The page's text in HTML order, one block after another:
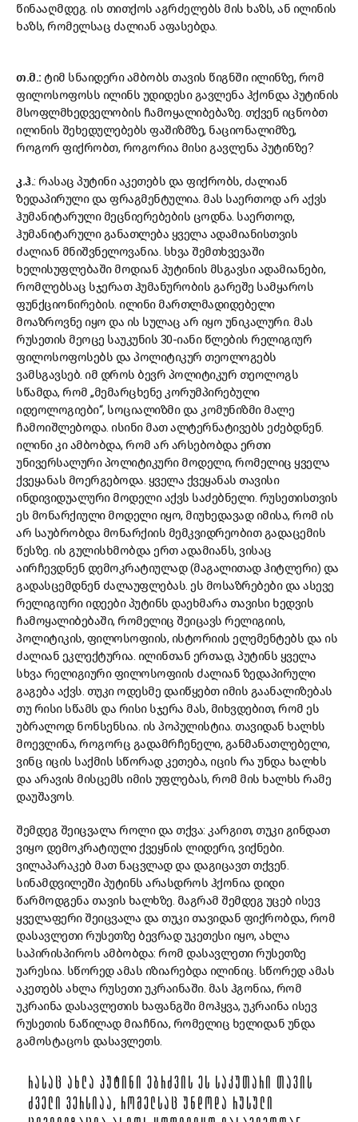
წინააღმდეგ. ის თითქოს აგრძელებს მის ხაზს, ან ილინის
ხაზს, რომელსაც ძალიან აფასებდა.
თ.მ.: ტიმ სნაიდერი ამბობს თავის წიგნში ილინზე, რომ
ფილოსოფოსს ილინს უდიდესი გავლენა ჰქონდა პუტინის
მსოფლმხედველობის ჩამოყალიბებაზე. თქვენ იცნობთ
ილინის შეხედულებებს ფაშიზმზე, ნაციონალიმზე,
როგორ ფიქრობთ, როგორია მისი გავლენა პუტინზე?
კ.ჰ.: რასაც პუტინი აკეთებს და ფიქრობს, ძალიან
ზედაპირული და ფრაგმენტულია. მას საერთოდ არ აქვს
ჰუმანიტარული მეცნიერებების ცოდნა. საერთოდ,
ჰუმანიტარული განათლება ყველა ადამიანისთვის
ძალიან მნიშვნელოვანია. სხვა შემთხვევაში
ხელისუფლებაში მოდიან პუტინის მსგავსი ადამიანები,
რომლებსაც სჯერათ ჰუმანურობის გარეშე სამყაროს
ფუნქციონირების. ილინი მართლმადიდებელი
მოაზროვნე იყო და ის სულაც არ იყო უნიკალური. მას
რუსეთის მეოცე საუკუნის 30-იანი წლების რელიგიურ
ფილოსოფოსებს და პოლიტიკურ თეოლოგებს
ვამსგავსებ. იმ დროს ბევრ პოლიტიკურ თეოლოგს
სწამდა, რომ „მემარცხენე კორუმპირებული
იდეოლოგიები“, სოციალიზმი და კომუნიზმი მალე
ჩამოიშლებოდა. ისინი მათ ალტერნატივებს ეძებდნენ.
ილინი კი ამბობდა, რომ არ არსებობდა ერთი
უნივერსალური პოლიტიკური მოდელი, რომელიც ყველა
ქვეყანას მოერგებოდა. ყველა ქვეყანას თავისი
ინდივიდუალური მოდელი აქვს საძებნელი. რუსეთისთვის
ეს მონარქიული მოდელი იყო, მიუხედავად იმისა, რომ ის
არ საუბრობდა მონარქიის მემკვიდრეობით გადაცემის
წესზე. ის გულისხმობდა ერთ ადამიანს, ვისაც
აირჩევდნენ დემოკრატიულად (მაგალითად ჰიტლერი) და
გადასცემდნენ ძალაუფლებას. ეს მოსაზრებები და ასევე
რელიგიური იდეები პუტინს დაეხმარა თავისი ხედვის
ჩამოყალიბებაში, რომელიც შეიცავს რელიგიის,
პოლიტიკის, ფილოსოფიის, ისტორიის ელემენტებს და ის
ძალიან ეკლექტურია. ილინთან ერთად, პუტინს ყველა
სხვა რელიგიური ფილოსოფიის ძალიან ზედაპირული
გაგება აქვს. თუკი ოდესმე დაიწყებთ იმის გაანალიზებას
თუ რისი სწამს და რისი სჯერა მას, მიხვდებით, რომ ეს
უბრალოდ ნონსენსია. ის პოპულისტია. თავიდან ხალხს
მოევლინა, როგორც გადამრჩენელი, განმანათლებელი,
ვინც იცის საქმის სწორად კეთება, იცის რა უნდა ხალხს
და არავის მისცემს იმის უფლებას, რომ მის ხალხს რამე
დაუშავოს.
შემდეგ შეიცვალა როლი და თქვა: კარგით, თუკი გინდათ
ვიყო დემოკრატიული ქვეყნის ლიდერი, ვიქნები.
ვილაპარაკებ მათ ნაცვლად და დაგიცავთ თქვენ.
სინამდვილეში პუტინს არასდროს ჰქონია დიდი
წარმოდგენა თავის ხალხზე. მაგრამ შემდეგ უცებ ისევ
ყველაფერი შეიცვალა და თუკი თავიდან ფიქრობდა, რომ
დასავლეთი რუსეთზე ბევრად უკეთესი იყო, ახლა
საპირისპიროს ამბობდა: რომ დასავლეთი რუსეთზე
უარესია. სწორედ ამას იზიარებდა ილინიც. სწორედ ამას
აკეთებს ახლა რუსეთი უკრაინაში. მას ჰგონია, რომ
უკრაინა დასავლეთის ხაფანგში მოჰყვა, უკრაინა ისევ
რუსეთის ნაწილად მიაჩნია, რომელიც ხელიდან უნდა
გამოსტაცოს დასავლეთს.
ᲠᲐᲡᲐᲪ ᲐᲮᲚᲐ ᲞᲣᲢᲘᲜᲘ ᲔᲑᲠᲫᲕᲘᲡ ᲔᲡ ᲡᲐᲙᲣᲗᲐᲠᲘ ᲗᲐᲕᲘᲡ
ᲫᲕᲔᲚᲘ ᲕᲔᲠᲡᲘᲐᲐ, ᲠᲝᲛᲔᲚᲡᲐᲪ ᲣᲜᲓᲝᲓᲐ ᲠᲣᲡᲣᲚᲘ